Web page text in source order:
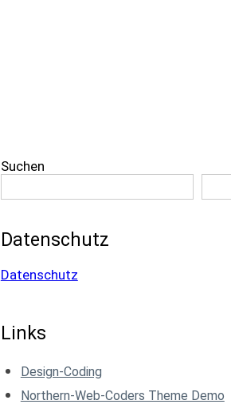
Suchen
Datenschutz
Datenschutz
Links
Design-Coding
Northern-Web-Coders Theme Demo